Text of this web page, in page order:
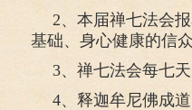
2、本届禅七法会
基础、身心健康的信
3、禅七法会每七
4、释迦牟尼佛成